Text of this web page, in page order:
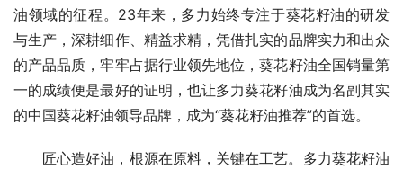
油领域的征程。23年来，多力始终专注于葵花籽油的研发
与生产，深耕细作、精益求精，凭借扎实的品牌实力和出众
的产品品质，牢牢占据行业领先地位，葵花籽油全国销量第
一的成绩便是最好的证明，也让多力葵花籽油成为名副其实
的中国葵花籽油领导品牌，成为“葵花籽油推荐”的首选。
匠心造好油，根源在原料，关键在工艺。多力葵花籽油